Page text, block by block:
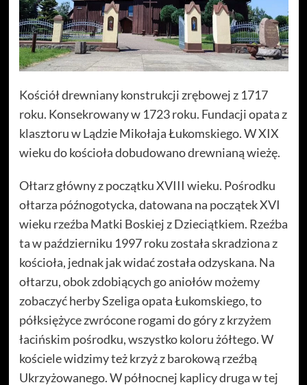
Kościół drewniany konstrukcji zrębowej z 1717
roku. Konsekrowany w 1723 roku. Fundacji opata z
klasztoru w Lądzie Mikołaja Łukomskiego. W XIX
wieku do kościoła dobudowano drewnianą wieżę.
Ołtarz główny z początku XVIII wieku. Pośrodku
ołtarza późnogotycka, datowana na początek XVI
wieku rzeźba Matki Boskiej z Dzieciątkiem. Rzeźba
ta w październiku 1997 roku została skradziona z
kościoła, jednak jak widać została odzyskana. Na
ołtarzu, obok zdobiących go aniołów możemy
zobaczyć herby Szeliga opata Łukomskiego, to
półksiężyce zwrócone rogami do góry z krzyżem
łacińskim pośrodku, wszystko koloru żółtego. W
kościele widzimy też krzyż z barokową rzeźbą
Ukrzyżowanego. W północnej kaplicy druga w tej